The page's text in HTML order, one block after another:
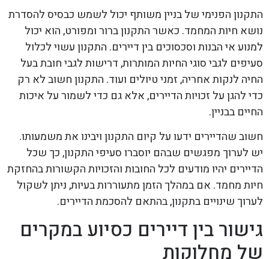
התקנון הפנימי של בניין משותף יכול לשמש כבסיס להסדרת
נושא חיות המחמד. כאשר התקנון ברור ומפורט, הוא יכול
למנוע אי הבנות וסכסוכים בין דיירים. התקנון עשוי לכלול
סעיפים לגבי סוגי החיות המותרות, דרישות לגבי חובת בעל
החיה לנקות אחריה, זמני טיולים ועוד. התקנון חשוב לא רק
כדי להגן על זכויות הדיירים, אלא גם כדי לשמור על איכות
החיים בבניין.
חשוב שהדיירים ידעו על קיום התקנון ויבינו את משמעותו.
יש לערוך מפגשים שבהם יוסברו סעיפי התקנון, כך שכל
הדיירים יהיו מודעים לכל החובות והזכויות הקשורות בהחזקת
חיות מחמד. אם במהלך הזמן מתעוררות בעיות, ניתן לשקול
לערוך שינויים בתקנון, בהתאם להסכמת הדיירים.
גישור בין דיירים כסיוע במקרים
של מחלוקות